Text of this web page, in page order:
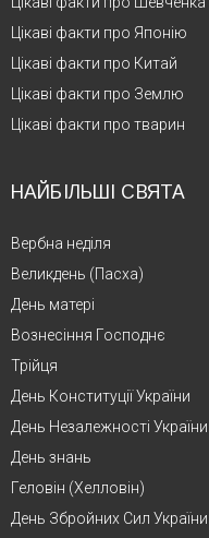
Цікаві факти про Японію
Цікаві факти про Китай
Цікаві факти про Землю
Цікаві факти про тварин
НАЙБІЛЬШІ СВЯТА
Вербна неділя
Великдень (Пасха)
День матері
Вознесіння Господнє
Трійця
День Конституції України
День Незалежності України
День знань
Геловін (Хелловін)
День Збройних Сил України